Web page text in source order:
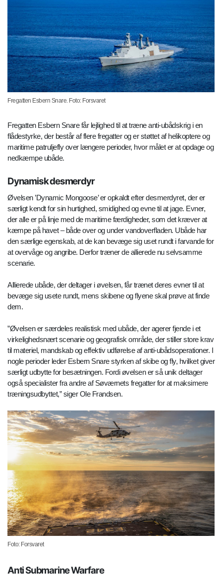
Fregatten Esbern Snare. Foto: Forsvaret
Fregatten Esbern Snare får lejlighed til at træne anti-ubådskrig i en
flådestyrke, der består af flere fregatter og er støttet af helikoptere og
maritime patruljefly over længere perioder, hvor målet er at opdage og
nedkæmpe ubåde.
Dynamisk desmerdyr
Øvelsen ’Dynamic Mongoose’ er opkaldt efter desmerdyret, der er
særligt kendt for sin hurtighed, smidighed og evne til at jage. Evner,
der alle er på linje med de maritime færdigheder, som det kræver at
kæmpe på havet – både over og under vandoverfladen. Ubåde har
den særlige egenskab, at de kan bevæge sig uset rundt i farvande for
at overvåge og angribe. Derfor træner de allierede nu selvsamme
scenarie.
Allierede ubåde, der deltager i øvelsen, får trænet deres evner til at
bevæge sig usete rundt, mens skibene og flyene skal prøve at finde
dem.
”Øvelsen er særdeles realistisk med ubåde, der agerer fjende i et
virkelighedsnært scenarie og geografisk område, der stiller store krav
til materiel, mandskab og effektiv udførelse af anti-ubådsoperationer. I
nogle perioder leder Esbern Snare styrken af skibe og fly, hvilket giver
særligt udbytte for besætningen. Fordi øvelsen er så unik deltager
også specialister fra andre af Søværnets fregatter for at maksimere
træningsudbyttet,” siger Ole Frandsen.
Foto: Forsvaret
Anti Submarine Warfare